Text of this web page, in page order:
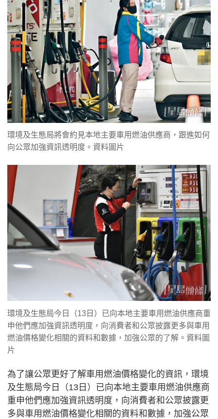
環境及生態局將會約見本地主要車用燃油供應商，跟進如何
向公眾加強資訊透明度。資料圖片
環境及生態局今日（13日）已向本地主要車用燃油供應商重
申他們應加強資訊透明度，向消費者和公眾披露更多與車用
燃油價格變化相關的資料和數據，加強公眾的了解。資料圖
片
為了讓公眾更好了解車用燃油價格變化的資訊，環境
及生態局今日（13日）已向本地主要車用燃油供應商
重申他們應加強資訊透明度，向消費者和公眾披露更
多與車用燃油價格變化相關的資料和數據，加強公眾